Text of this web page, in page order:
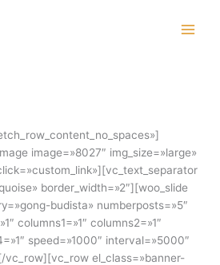
image=»8027″ img_size=»large»
border_width=»2″][woo_slide
budista» numberposts=»5″
columns1=»1″ columns2=»1″
speed=»1000″ interval=»5000″
vc_row][vc_row el_class=»banner-